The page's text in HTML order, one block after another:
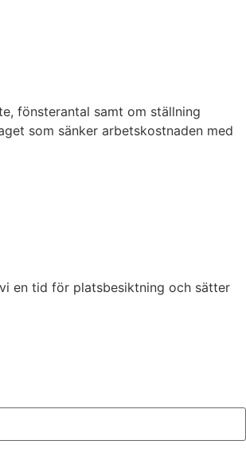
fönsterantal samt om ställning
som sänker arbetskostnaden med
en tid för platsbesiktning och sätter